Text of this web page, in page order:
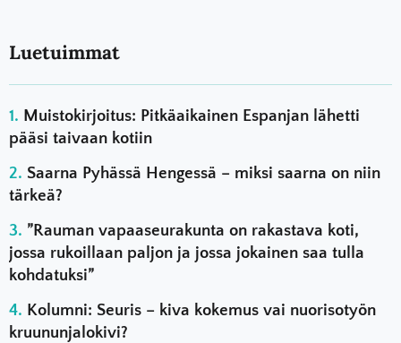
Luetuimmat
Muistokirjoitus: Pitkäaikainen Espanjan lähetti
pääsi taivaan kotiin
Saarna Pyhässä Hengessä – miksi saarna on niin
tärkeä?
”Rauman vapaaseurakunta on rakastava koti,
jossa rukoillaan paljon ja jossa jokainen saa tulla
kohdatuksi”
Kolumni: Seuris – kiva kokemus vai nuorisotyön
kruununjalokivi?